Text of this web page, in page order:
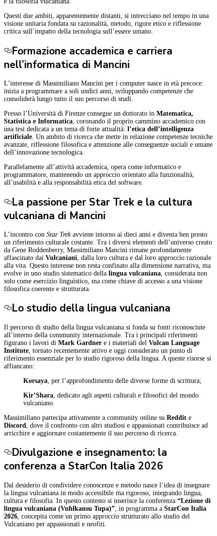
Questi due ambiti, apparentemente distanti, si intrecciano nel tempo in una
visione unitaria fondata su razionalità, metodo, rigore etico e riflessione
critica sull’impatto della tecnologia sull’essere umano.
Formazione accademica e carriera
nell’informatica di Mancini
L’interesse di Massimiliano Mancini per i computer nasce in età precoce:
inizia a programmare a soli undici anni, sviluppando competenze che
consoliderà lungo tutto il suo percorso di studi.
Presso l’Università di Firenze consegue un dottorato in Matematica,
Statistica e Informatica, coronando il proprio cammino accademico con
una tesi dedicata a un tema di forte attualità: l’etica dell’intelligenza
artificiale. Un ambito di ricerca che mette in relazione competenze tecniche
avanzate, riflessione filosofica e attenzione alle conseguenze sociali e umane
dell’innovazione tecnologica.
Parallelamente all’attività accademica, opera come informatico e
programmatore, mantenendo un approccio orientato alla funzionalità,
all’usabilità e alla responsabilità etica del software.
La passione per Star Trek e la cultura
vulcaniana di Mancini
L’incontro con Star Trekavviene intorno ai dieci anni e diventa ben presto
un riferimento culturale costante. Tra i diversi elementi dell’universo creato
da Gene Roddenberry, Massimiliano Mancini rimane profondamente
affascinato dai Vulcaniani , dalla loro cultura e dal loro approccio razionale
alla vita. Questo interesse non resta confinato alla dimensione narrativa, ma
evolve in uno studio sistematico della lingua vulcaniana , considerata non
solo come esercizio linguistico, ma come chiave di accesso a una visione
filosofica coerente e strutturata.
Lo studio della lingua vulcaniana
Il percorso di studio della lingua vulcaniana si fonda su fonti riconosciute
all’interno della community internazionale. Tra i principali riferimenti
figurano i lavori di Mark Gardner e i materiali del Vulcan Language
Institute , tornato recentemente attivo e oggi considerato un punto di
riferimento essenziale per lo studio rigoroso della lingua. A queste risorse si
affiancano:
Korsaya , per l’approfondimento delle diverse forme di scrittura;
Kir’Shara , dedicato agli aspetti culturali e filosofici del mondo
vulcaniano.
Massimiliano partecipa attivamente a community online su Reddit e
Discord
, dove il confronto con altri studiosi e appassionati contribuisce ad
arricchire e aggiornare costantemente il suo percorso di ricerca.
Divulgazione e insegnamento: la
conferenza a StarCon Italia 2026
Dal desiderio di condividere conoscenze e metodo nasce l’idea di insegnare
la lingua vulcaniana in modo accessibile ma rigoroso, integrando lingua,
cultura e filosofia. In questo contesto si inserisce la conferenza “Lezione di
lingua vulcaniana (Vuhlkansu Tupa)” , in programma a StarCon Italia
2026 , concepita come un primo approccio strutturato allo studio del
Vulcaniano per appassionati e neofiti.